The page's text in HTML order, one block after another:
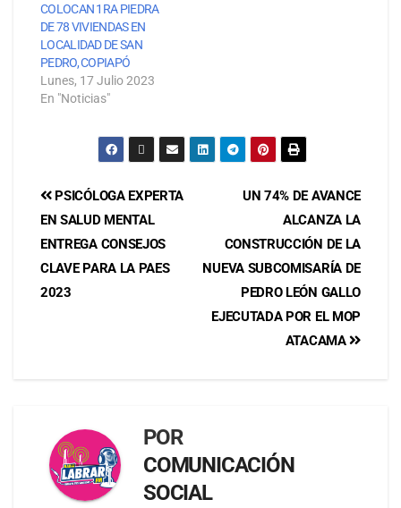
COLOCAN 1RA PIEDRA
DE 78 VIVIENDAS EN
LOCALIDAD DE SAN
PEDRO, COPIAPÓ
Lunes, 17 Julio 2023
En "Noticias"
UN 74% DE AVANCE
ALCANZA LA
CONSTRUCCIÓN DE LA
NUEVA SUBCOMISARÍA DE
PEDRO LEÓN GALLO
EJECUTADA POR EL MOP
ATACAMA
PSICÓLOGA EXPERTA
EN SALUD MENTAL
ENTREGA CONSEJOS
CLAVE PARA LA PAES
2023
POR
COMUNICACIÓN
SOCIAL